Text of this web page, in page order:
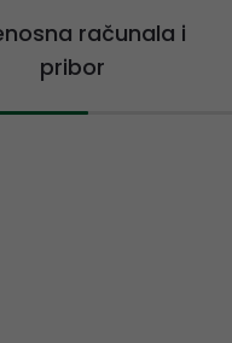
računala i
pribor